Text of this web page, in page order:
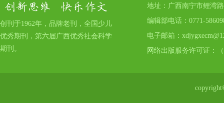
创刊于1962年，品牌老刊，全国少儿
优秀期刊，第六届广西优秀社会科学
期刊。
地址：广西南宁市鲤湾
编辑部电话：0771-
电子邮箱：
网络出版服务许可证：